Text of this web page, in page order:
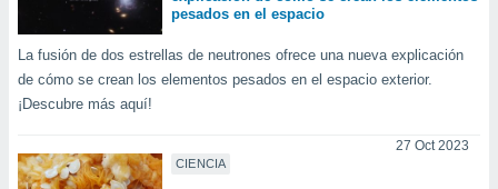
IP
de
posible
traten tus
interés
a lo que
pesados en el espacio
La fusión de dos estrellas de neutrones ofrece una nueva explicación
de cómo se crean los elementos pesados en el espacio exterior.
¡Descubre más aquí!
CIENCIA
27 Oct 2023